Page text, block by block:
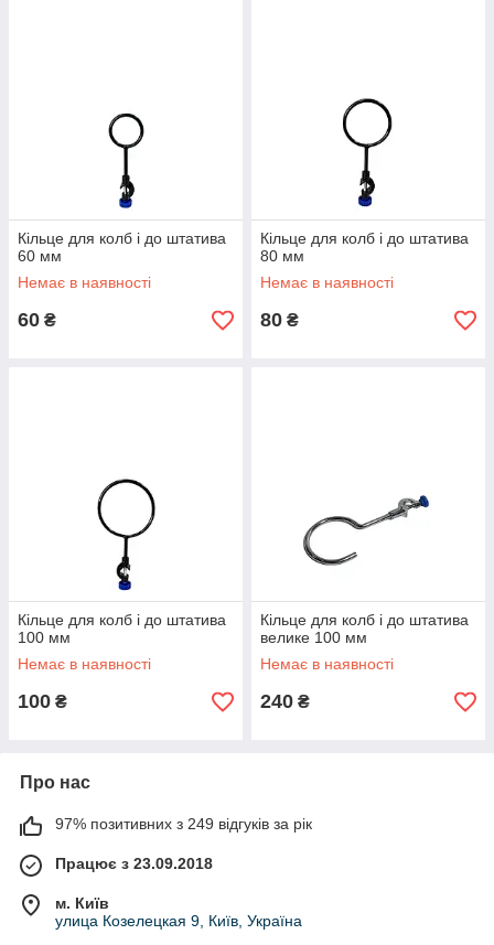
Кільце для колб і до штатива
60 мм
Немає в наявності
60 ₴
Кільце для колб і до штатива
80 мм
Немає в наявності
80 ₴
Кільце для колб і до штатива
100 мм
Немає в наявності
100 ₴
Кільце для колб і до штатива
велике 100 мм
Немає в наявності
240 ₴
Про нас
97% позитивних з 249 відгуків за рік
Працює з 23.09.2018
м. Київ
улица Козелецкая 9, Київ, Україна